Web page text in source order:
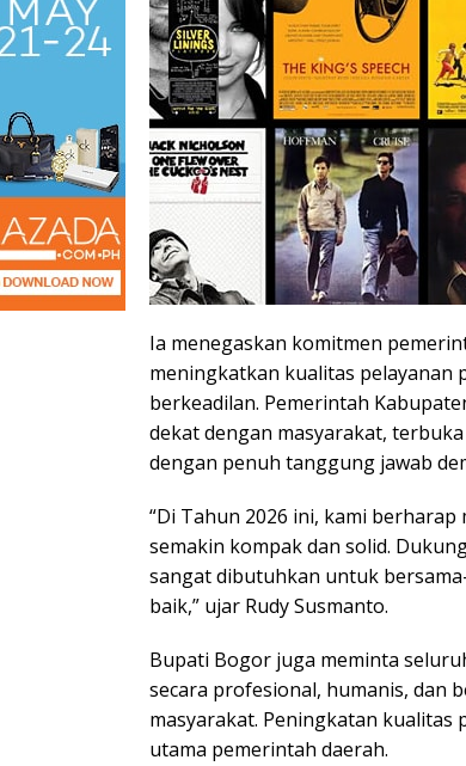
Ia menegaskan komitmen
meningkatkan kualitas pelayanan
berkeadilan. Pemerintah
dekat dengan masyarakat,
dengan penuh tanggung jawab
“Di Tahun 2026 ini, kami
semakin kompak dan solid.
sangat dibutuhkan untuk
baik,” ujar Rudy Susmanto.
Bupati Bogor juga meminta
secara profesional, humanis, dan
masyarakat. Peningkatan
utama pemerintah daerah.